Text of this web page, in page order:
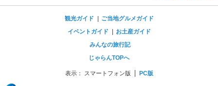
観光ガイド
ご当地グルメガイド
イベントガイド
お土産ガイド
みんなの旅行記
じゃらんTOPへ
表示： スマートフォン版 PC版